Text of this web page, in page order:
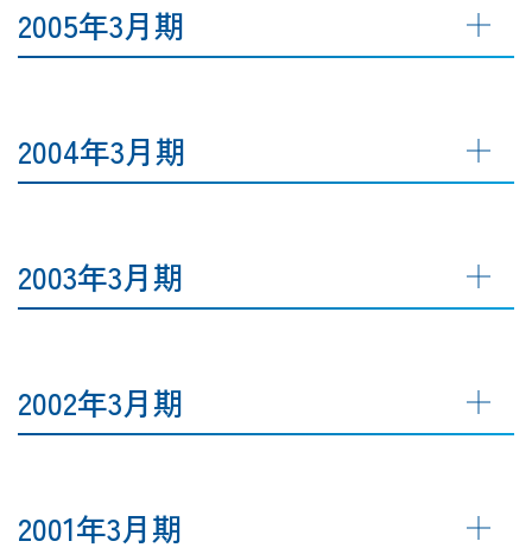
2005年3月期
2004年3月期
2003年3月期
2002年3月期
2001年3月期